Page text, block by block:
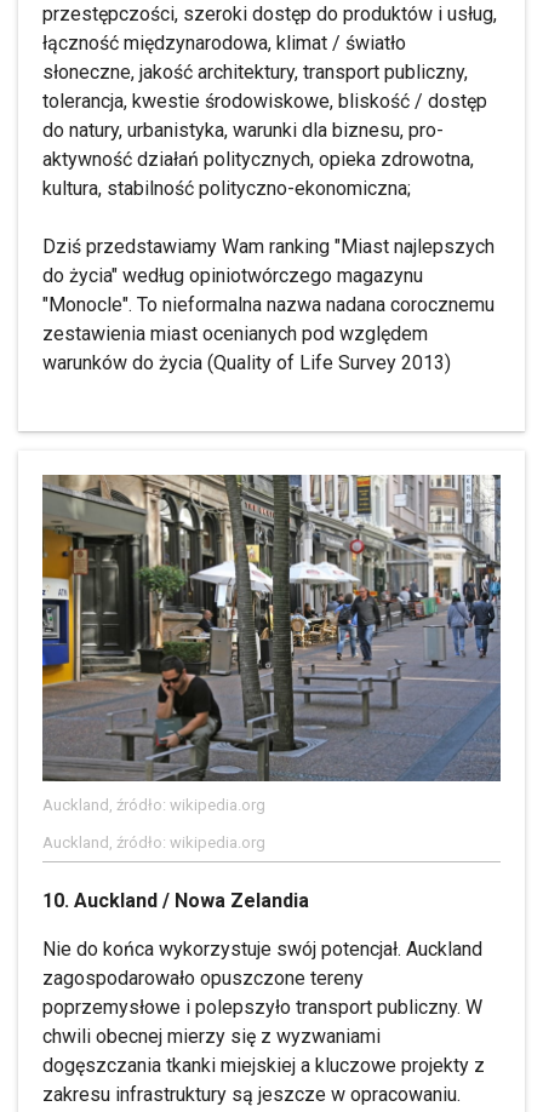
przestępczości, szeroki dostęp do produktów i usług,
łączność międzynarodowa, klimat / światło
słoneczne, jakość architektury, transport publiczny,
tolerancja, kwestie środowiskowe, bliskość / dostęp
do natury, urbanistyka, warunki dla biznesu, pro-
aktywność działań politycznych, opieka zdrowotna,
kultura, stabilność polityczno-ekonomiczna;
Dziś przedstawiamy Wam ranking "Miast najlepszych
do życia" według opiniotwórczego magazynu
"Monocle". To nieformalna nazwa nadana corocznemu
zestawienia miast ocenianych pod względem
warunków do życia (Quality of Life Survey 2013)
Auckland, źródło: wikipedia.org
Auckland, źródło: wikipedia.org
10. Auckland / Nowa Zelandia
Nie do końca wykorzystuje swój potencjał. Auckland
zagospodarowało opuszczone tereny
poprzemysłowe i polepszyło transport publiczny. W
chwili obecnej mierzy się z wyzwaniami
dogęszczania tkanki miejskiej a kluczowe projekty z
zakresu infrastruktury są jeszcze w opracowaniu.